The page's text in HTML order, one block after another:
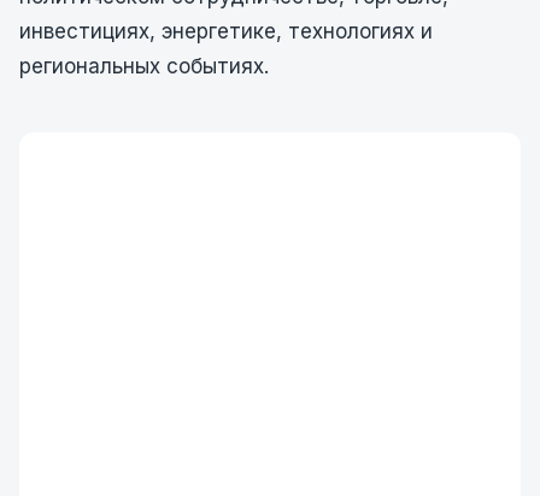
инвестициях, энергетике, технологиях и
региональных событиях.